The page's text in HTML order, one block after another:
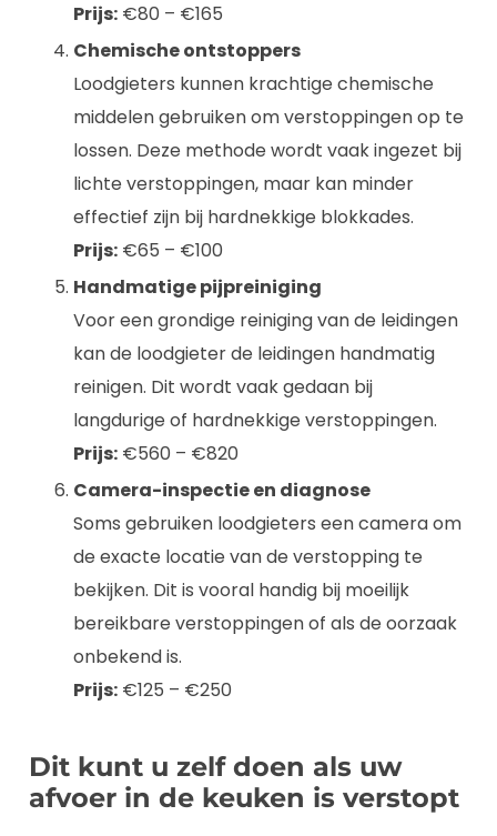
Prijs: €80 – €165
Chemische ontstoppers
Loodgieters kunnen krachtige chemische
middelen gebruiken om verstoppingen op te
lossen. Deze methode wordt vaak ingezet bij
lichte verstoppingen, maar kan minder
effectief zijn bij hardnekkige blokkades.
Prijs: €65 – €100
Handmatige pijpreiniging
Voor een grondige reiniging van de leidingen
kan de loodgieter de leidingen handmatig
reinigen. Dit wordt vaak gedaan bij
langdurige of hardnekkige verstoppingen.
Prijs: €560 – €820
Camera-inspectie en diagnose
Soms gebruiken loodgieters een camera om
de exacte locatie van de verstopping te
bekijken. Dit is vooral handig bij moeilijk
bereikbare verstoppingen of als de oorzaak
onbekend is.
Prijs: €125 – €250
Dit kunt u zelf doen als uw
afvoer in de keuken is verstopt